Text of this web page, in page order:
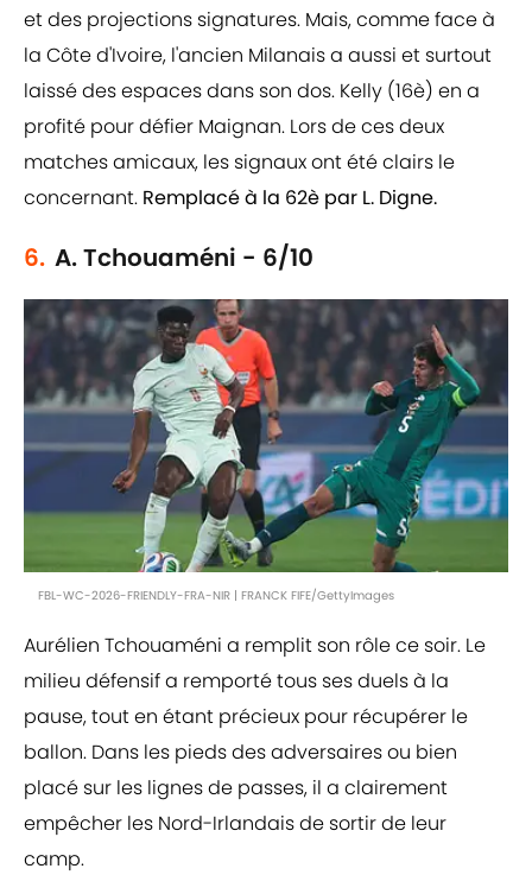
et des projections signatures. Mais, comme face à
la Côte d'Ivoire, l'ancien Milanais a aussi et surtout
laissé des espaces dans son dos. Kelly (16è) en a
profité pour défier Maignan. Lors de ces deux
matches amicaux, les signaux ont été clairs le
concernant. Remplacé à la 62è par L. Digne.
6. A. Tchouaméni - 6/10
FBL-WC-2026-FRIENDLY-FRA-NIR | FRANCK FIFE/GettyImages
Aurélien Tchouaméni a remplit son rôle ce soir. Le
milieu défensif a remporté tous ses duels à la
pause, tout en étant précieux pour récupérer le
ballon. Dans les pieds des adversaires ou bien
placé sur les lignes de passes, il a clairement
empêcher les Nord-Irlandais de sortir de leur
camp.